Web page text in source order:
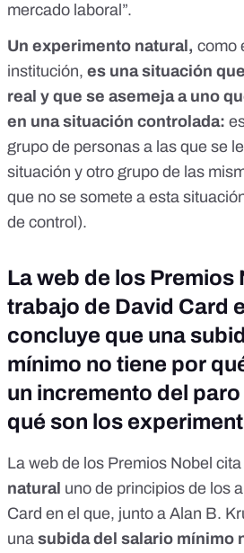
mercado laboral”.
Un experimento natural, como
institución, es una situación
real y que se asemeja a uno
en una situación controlada:
grupo de personas a las que se
situación y otro grupo de las
que no se somete a esta
de control).
La web de los Premios
trabajo de David Card
concluye que una
mínimo no tiene por
un incremento del
qué son los
La web de los Premios Nobel
natural uno de principios de los
Card en el que, junto a Alan B.
una subida del salario mínimo